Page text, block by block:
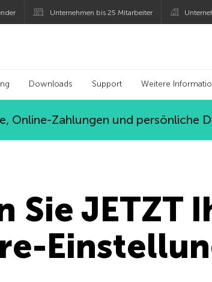
Unternehmen bis 25 Mitarbeiter
Downloads Support Weitere
Online-Zahlungen und persönliche
Sie JETZT